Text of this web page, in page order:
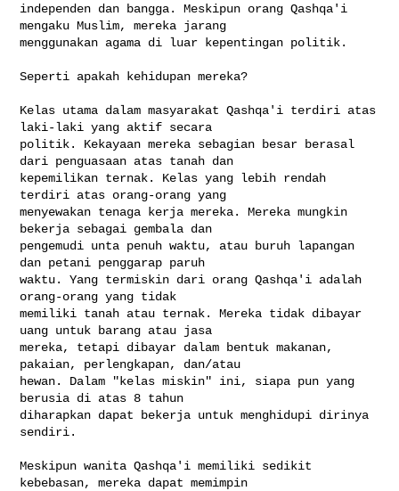
independen dan bangga. Meskipun orang Qashqa'i
mengaku Muslim, mereka jarang
menggunakan agama di luar kepentingan politik.
Seperti apakah kehidupan mereka?
Kelas utama dalam masyarakat Qashqa'i terdiri atas
laki-laki yang aktif secara
politik. Kekayaan mereka sebagian besar berasal
dari penguasaan atas tanah dan
kepemilikan ternak. Kelas yang lebih rendah
terdiri atas orang-orang yang
menyewakan tenaga kerja mereka. Mereka mungkin
bekerja sebagai gembala dan
pengemudi unta penuh waktu, atau buruh lapangan
dan petani penggarap paruh
waktu. Yang termiskin dari orang Qashqa'i adalah
orang-orang yang tidak
memiliki tanah atau ternak. Mereka tidak dibayar
uang untuk barang atau jasa
mereka, tetapi dibayar dalam bentuk makanan,
pakaian, perlengkapan, dan/atau
hewan. Dalam "kelas miskin" ini, siapa pun yang
berusia di atas 8 tahun
diharapkan dapat bekerja untuk menghidupi dirinya
sendiri.
Meskipun wanita Qashqa'i memiliki sedikit
kebebasan, mereka dapat memimpin